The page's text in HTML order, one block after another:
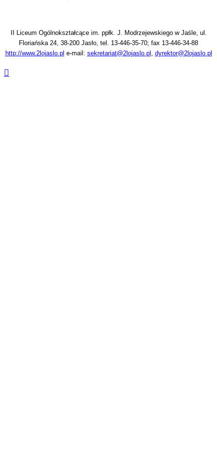
II Liceum Ogólnokształcące im. ppłk. J. Modrzejewskiego w Jaśle, ul.
Floriańska 24, 38-200 Jasło, tel. 13-446-35-70; fax 13-446-34-88
http://www.2lojaslo.pl e-mail: sekretariat@2lojaslo.pl , dyrektor@2lojaslo.pl